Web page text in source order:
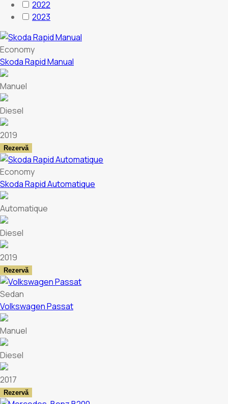
2022
2023
Economy
Skoda Rapid Manual
Manuel
Diesel
2019
Rezervă
Economy
Skoda Rapid Automatique
Automatique
Diesel
2019
Rezervă
Sedan
Volkswagen Passat
Manuel
Diesel
2017
Rezervă